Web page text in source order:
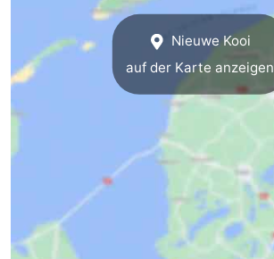
Radfahren
Wandern
-
Sportangeln
Seehunden
Essen
Nieuwe Kooi
auf der Karte anzeigen